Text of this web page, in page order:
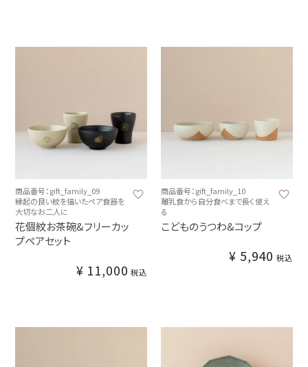
商品番号：gift_family_09
縁起の良い紋を描いたペア食器を
大切なお二人に
花個紋お茶碗&フリーカッ
プペアセット
¥ 11,000 税込
商品番号：gift_family_10
離乳食から自分食べまで長く使え
る
こどものうつわ&コップ
¥ 5,940 税込